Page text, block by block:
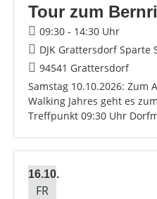
Tour zum
09:30 - 14:30 Uhr
DJK Grattersdorf Sparte
94541 Grattersdorf
Samstag 10.10.2026: Zum
Walking Jahres geht es
Treffpunkt 09:30 Uhr
16.10.
FR